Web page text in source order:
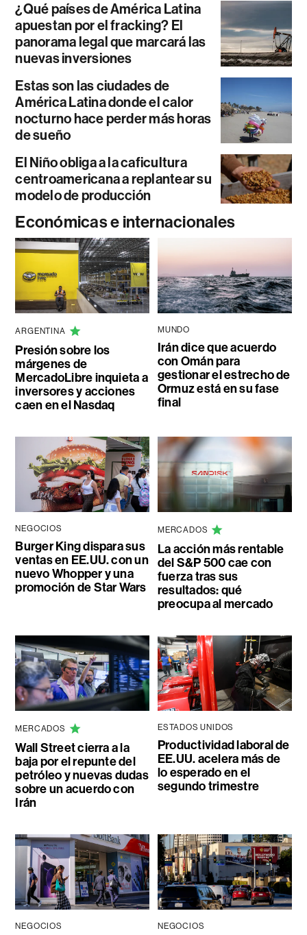
¿Qué países de América Latina
apuestan por el fracking? El
panorama legal que marcará las
nuevas inversiones
Estas son las ciudades de
América Latina donde el calor
nocturno hace perder más horas
de sueño
El Niño obliga a la caficultura
centroamericana a replantear su
modelo de producción
Económicas e internacionales
ARGENTINA
Presión sobre los
márgenes de
MercadoLibre inquieta a
inversores y acciones
caen en el Nasdaq
MUNDO
Irán dice que acuerdo
con Omán para
gestionar el estrecho de
Ormuz está en su fase
final
NEGOCIOS
Burger King dispara sus
ventas en EE.UU. con un
nuevo Whopper y una
promoción de Star Wars
MERCADOS
La acción más rentable
del S&P 500 cae con
fuerza tras sus
resultados: qué
preocupa al mercado
MERCADOS
Wall Street cierra a la
baja por el repunte del
petróleo y nuevas dudas
sobre un acuerdo con
Irán
ESTADOS UNIDOS
Productividad laboral de
EE.UU. acelera más de
lo esperado en el
segundo trimestre
NEGOCIOS NEGOCIOS